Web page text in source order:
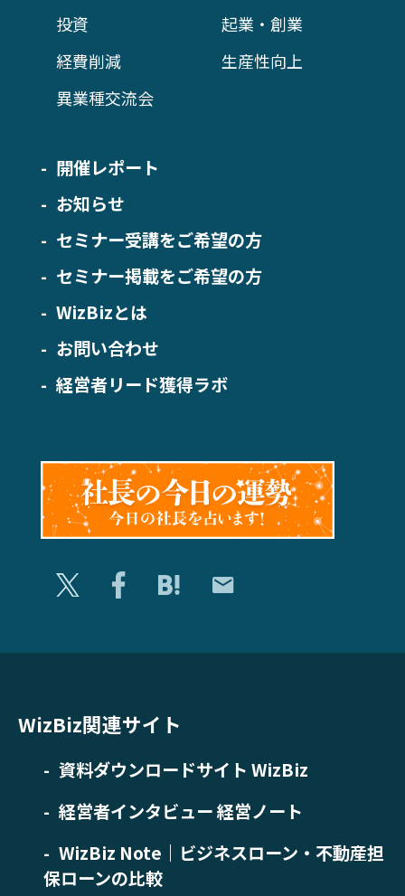
投資
起業・創業
経費削減
生産性向上
異業種交流会
開催レポート
お知らせ
セミナー受講をご希望の方
セミナー掲載をご希望の方
WizBizとは
お問い合わせ
経営者リード獲得ラボ
WizBiz関連サイト
資料ダウンロードサイト WizBiz
経営者インタビュー 経営ノート
WizBiz Note｜ビジネスローン・不動産担
保ローンの比較